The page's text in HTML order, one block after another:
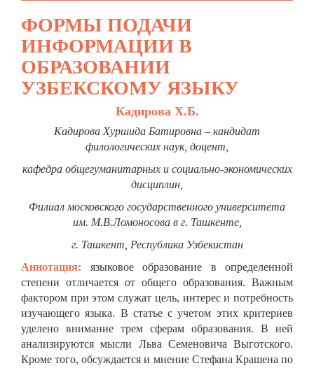
ФОРМЫ ПОДАЧИ
ИНФОРМАЦИИ В
ОБРАЗОВАНИИ
УЗБЕКСКОМУ ЯЗЫКУ
Кадирова Х.Б.
Кадирова Хуршида Батировна – кандидат
филологических наук, доцент,
кафедра общегуманитарных и социально-экономических
дисциплин,
Филиал московского государственного университета
им. М.В.Ломоносова в г. Ташкенте,
г. Ташкент, Республика Узбекистан
Аннотация: языковое образование в определенной
степени отличается от общего образования. Важным
фактором при этом служат цель, интерес и потребность
изучающего языка. В статье с учетом этих критериев
уделено внимание трем сферам образования. В ней
анализируются мысли Льва Семеновича Выготского.
Кроме того, обсуждается и мнение Стефана Крашена по